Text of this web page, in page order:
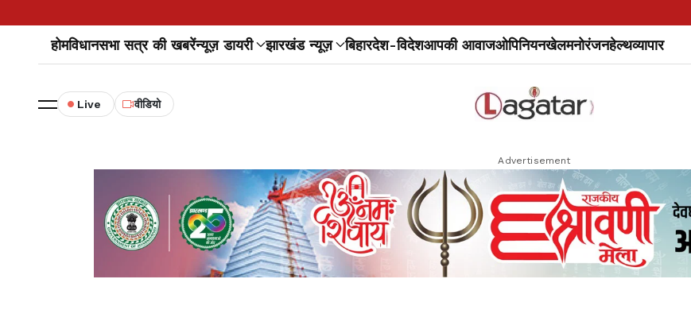
होमविधानसभा सत्र की खबरेंन्यूज़ डायरी झारखंड न्यूज़ बिहारदेश-विदेशआपकी आवाजओपिनियनखेलमनोरंजनहेल्थव्यापार
Live वीडियो
Advertisement